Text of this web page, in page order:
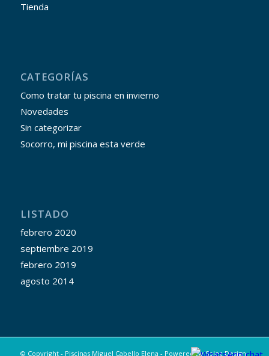
Tienda
CATEGORÍAS
Como tratar tu piscina en invierno
Novedades
Sin categorizar
Socorro, mi piscina esta verde
LISTADO
febrero 2020
septiembre 2019
febrero 2019
agosto 2014
© Copyright - Piscinas Miguel Cabello Elena - Powered bySplez Design